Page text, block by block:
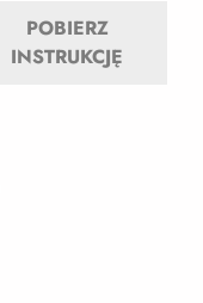
POBIERZ
INSTRUKCJĘ